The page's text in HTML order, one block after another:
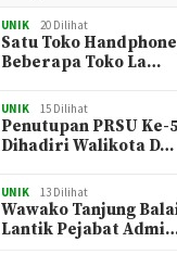
UNIK 20 Dilihat
Satu Toko
Beberapa Toko La…
UNIK 15 Dilihat
Penutupan PRSU Ke-
Dihadiri Walikota D…
UNIK 13 Dilihat
Wawako Tanjung
Lantik Pejabat